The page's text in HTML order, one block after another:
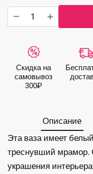
Количество
товара
мрамор"
Скидка на
самовывоз
300₽
Описание
Эта ваза имеет
треснувший мрамор.
украшения